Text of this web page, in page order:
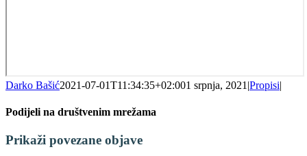
Darko Bašić2021-07-01T11:34:35+02:001 srpnja, 2021 |Propisi|
Podijeli na društvenim mrežama
Facebook
X
LinkedIn
WhatsApp
Tumblr
Pinterest
Email:
Prikaži povezane objave